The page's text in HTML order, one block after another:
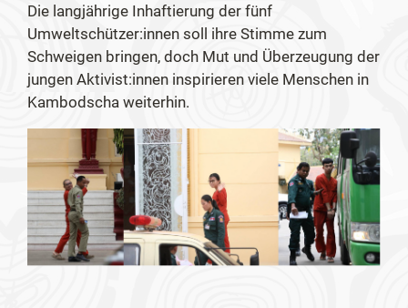
Die langjährige Inhaftierung der fünf
Umweltschützer:innen soll ihre Stimme zum
Schweigen bringen, doch Mut und Überzeugung der
jungen Aktivist:innen inspirieren viele Menschen in
Kambodscha weiterhin.